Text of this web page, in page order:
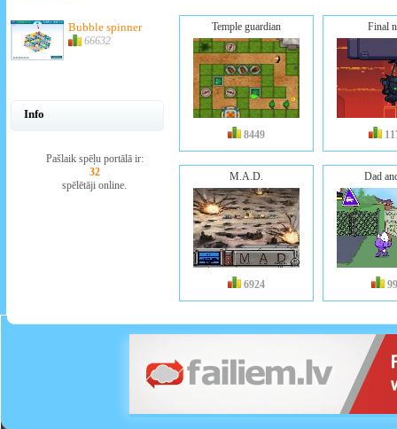
Bubble spinner
66632
Info
Pašlaik spēļu portālā ir:
32
spēlētāji online.
Temple guardian
8449
Final
M.A.D.
6924
Dad